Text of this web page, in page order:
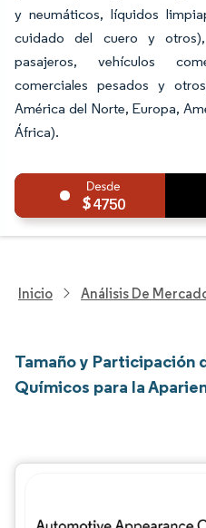
y neumáticos, líquidos
cuidado del cuero y
pasajeros, vehículos
comerciales pesados y
América del Norte, Europa,
África).
4750
Inicio Análisis De
Tamaño y Participación
Químicos para la